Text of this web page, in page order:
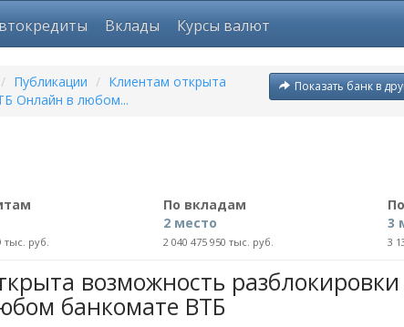
Вклады Курсы валют
Показать банк в
/ Публикации / Клиентам открыта
Онлайн в любом...
По вкладам
тыс. руб.
2 место
2 040 475 950 тыс. руб.
3
3
возможность
банкомате ВТБ